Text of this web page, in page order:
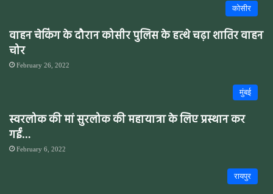
कोसीर
वाहन चेकिंग के दौरान कोसीर पुलिस के हत्थे चढ़ा शातिर वाहन
चोर
February 26, 2022
मुंबई
स्वरलोक की मां सुरलोक की महायात्रा के लिए प्रस्थान कर
गईं…
February 6, 2022
रायपुर